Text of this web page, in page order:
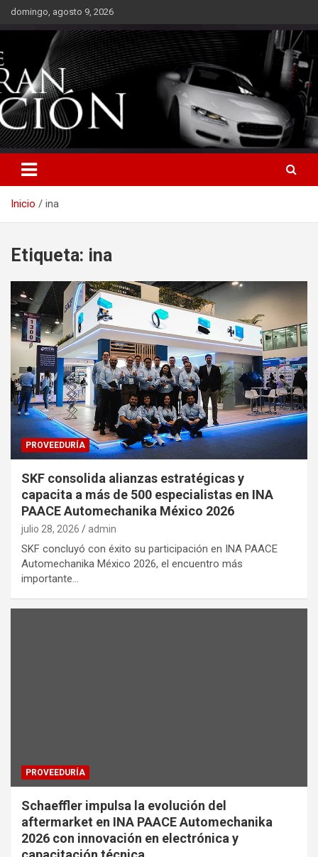
Saltardomingo, agosto 9, 2026
Inicio ina
Etiqueta: ina
PROVEEDURÍA
SKF consolida alianzas estratégicas y
capacita a más de 500 especialistas en INA
PAACE Automechanika México 2026
julio 28, 2026 admin
SKF concluyó con éxito su participación en INA PAACE
Automechanika México 2026, el encuentro más
importante…
PROVEEDURÍA
Schaeffler impulsa la evolución del
aftermarket en INA PAACE Automechanika
2026 con innovación en electrónica y